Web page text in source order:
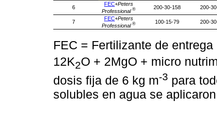
6
FEC+Peters
Professional ® 200-30-158 200-
7
FEC+Peters
Professional ® 100-15-79 200-
FEC = Fertilizante de
12K2O + 2MgO + micro
dosis fija de 6 kg m-3 para
solubles en agua se